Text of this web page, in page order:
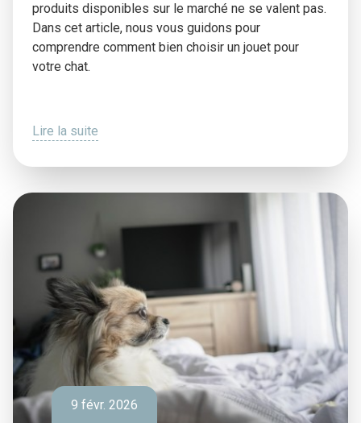
produits disponibles sur le marché ne se valent pas.
Dans cet article, nous vous guidons pour
comprendre comment bien choisir un jouet pour
votre chat.
Lire la suite
9 févr. 2026